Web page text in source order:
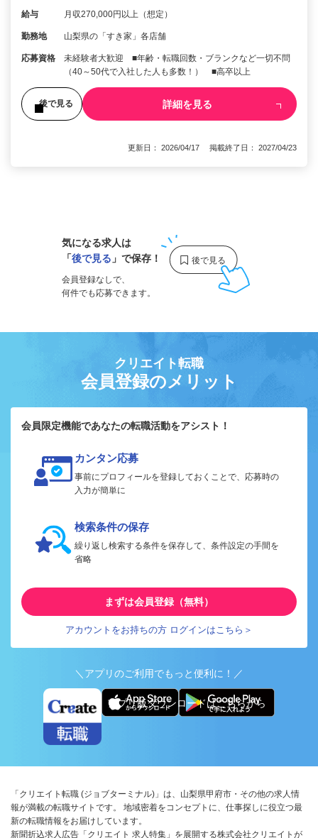
給与 月収270,000円以上（想定）
勤務地 山梨県の「すき家」各店舗
応募資格
未経験者大歓迎 ■年齢・転職回数・ブランクなど一切不問
（40～50代で入社した人も多数！） ■高卒以上
後で見る 詳細を見る
更新日： 2026/04/17 掲載終了日： 2027/04/23
気になる求人は
「後で見る 」で保存！
会員登録なしで、
何件でも応募できます。
クリエイト転職
会員登録のメリット
会員限定機能であなたの転職活動をアシスト！
カンタン応募
事前にプロフィールを登録しておくことで、応募時の
入力が簡単に
検索条件の保存
繰り返し検索する条件を保存して、条件設定の手間を
省略
まずは会員登録（無料）
アカウントをお持ちの方 ログインはこちら＞
＼アプリのご利用でもっと便利に！／
アプリ版ダウンロードはこちらから
「クリエイト転職 (ジョブターミナル)」は、山梨県甲府市・その他の求人情
報が満載の転職サイトです。 地域密着をコンセプトに、仕事探しに役立つ最
新の転職情報をお届けしています。
新聞折込求人広告「クリエイト 求人特集」を展開する株式会社クリエイトが